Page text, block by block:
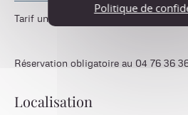
Tarif unique : 15 € (boisson et amuse-
Réservation obligatoire au 04 76 36
Localisation
Politique de